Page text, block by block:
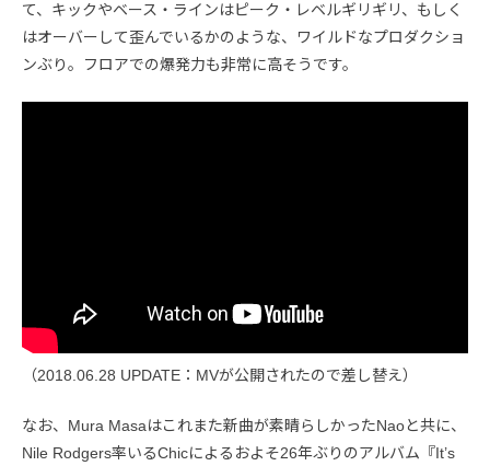
て、キックやベース・ラインはピーク・レベルギリギリ、もしく
はオーバーして歪んでいるかのような、ワイルドなプロダクショ
ンぶり。フロアでの爆発力も非常に高そうです。
（2018.06.28 UPDATE：MVが公開されたので差し替え）
なお、Mura Masaはこれまた新曲が素晴らしかったNaoと共に、
Nile Rodgers率いるChicによるおよそ26年ぶりのアルバム『It’s